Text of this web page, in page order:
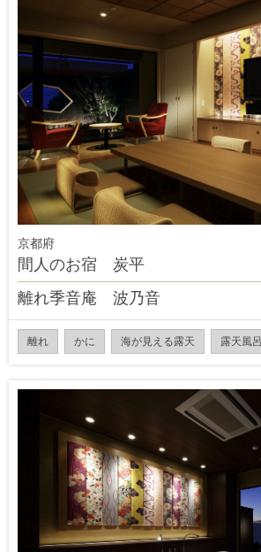
京都府
間人のお宿 炭平
離れ季音庵 波乃音
離れ かに 海が見える露天 露天風